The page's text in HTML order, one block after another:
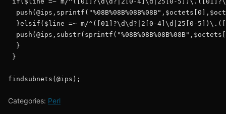
}elsif($line =~ m/^([01]?\d\d?|2[0-4]\d|25[0-
  }
}
findsubnets(@ips);
Categories: Perl